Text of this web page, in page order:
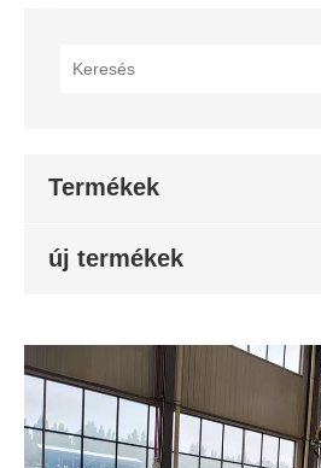
Termékek
új termékek